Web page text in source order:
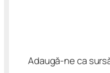
Adaugă-ne ca